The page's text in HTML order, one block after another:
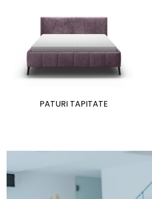
PATURI TAPITATE